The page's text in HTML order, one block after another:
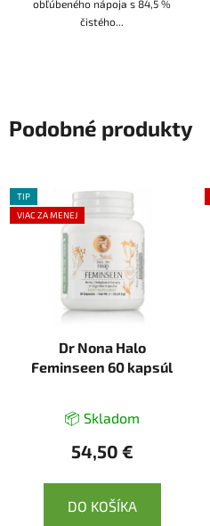
obľúbeného nápoja s 84,5 %
čistého...
Podobné produkty
TIP
VIAC ZA MENEJ
Dr Nona Halo
Feminseen 60 kapsúl
📦 Skladom
54,50 €
DO KOŠÍKA